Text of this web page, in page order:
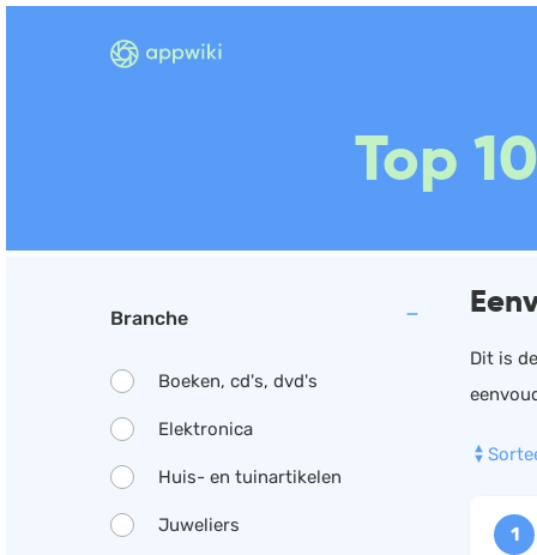
Top
Dit is
1
Branche
Boeken, cd's, dvd's
Elektronica
Huis- en tuinartikelen
Juweliers